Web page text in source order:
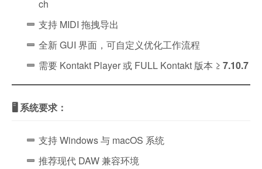
ch
支持 MIDI 拖拽导出
全新 GUI 界面，可自定义优化工作流程
需要 Kontakt Player 或 FULL Kontakt 版本 ≥ 7.10.7
🖥️ 系统要求：
支持 Windows 与 macOS 系统
推荐现代 DAW 兼容环境